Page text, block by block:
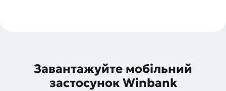
Завантажуйте мобільний
застосунок Winbank